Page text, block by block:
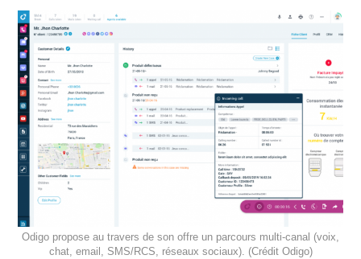
Odigo propose au travers de son offre un parcours multi-canal (voix,
chat, email, SMS/RCS, réseaux sociaux). (Crédit Odigo)